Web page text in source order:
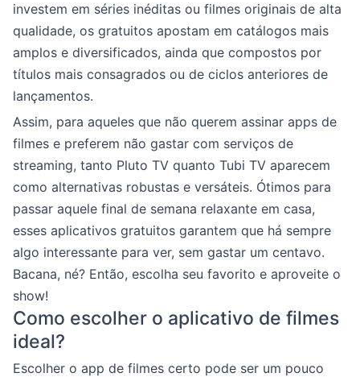
investem em séries inéditas ou filmes originais de alta
qualidade, os gratuitos apostam em catálogos mais
amplos e diversificados, ainda que compostos por
títulos mais consagrados ou de ciclos anteriores de
lançamentos.
Assim, para aqueles que não querem assinar apps de
filmes e preferem não gastar com serviços de
streaming, tanto Pluto TV quanto Tubi TV aparecem
como alternativas robustas e versáteis. Ótimos para
passar aquele final de semana relaxante em casa,
esses aplicativos gratuitos garantem que há sempre
algo interessante para ver, sem gastar um centavo.
Bacana, né? Então, escolha seu favorito e aproveite o
show!
Como escolher o aplicativo de filmes
ideal?
Escolher o app de filmes certo pode ser um pouco